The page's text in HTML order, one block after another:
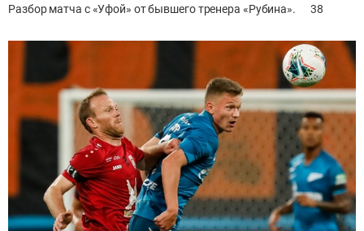
Разбор матча с «Уфой» от бывшего тренера «Рубина». 38